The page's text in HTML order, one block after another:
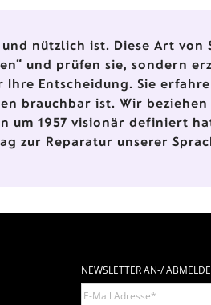
nützlich ist. Diese Art
und prüfen sie, sondern
Entscheidung. Sie
brauchbar ist. Wir beziehen
um 1957 visionär definiert
zur Reparatur unserer
NEWSLETTER AN-/